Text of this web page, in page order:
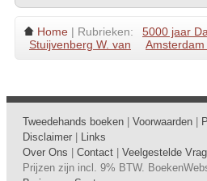
Home | Rubrieken:
5000 jaar
Stuijvenberg W. van
Amsterdam
Tweedehands boeken Voorwaarden
Disclaimer
Links
Over Ons
Contact Veelgestelde
Prijzen zijn incl. 9% BTW.